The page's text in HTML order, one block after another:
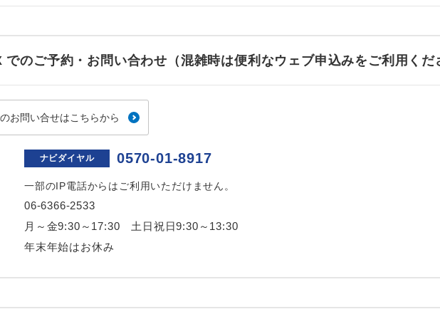
でのご予約・お問い合わせ（混雑時は便利なウェブ申込みをご利用くだ
お問い合せはこちらから
ナビダイヤル 0570-01-8917
一部のIP電話からはご利用いただけません。
06-6366-2533
月～金9:30～17:30 土日祝日9:30～13:30
年末年始はお休み
ホテル指定 ご紹介するホテルを指定したコースです。